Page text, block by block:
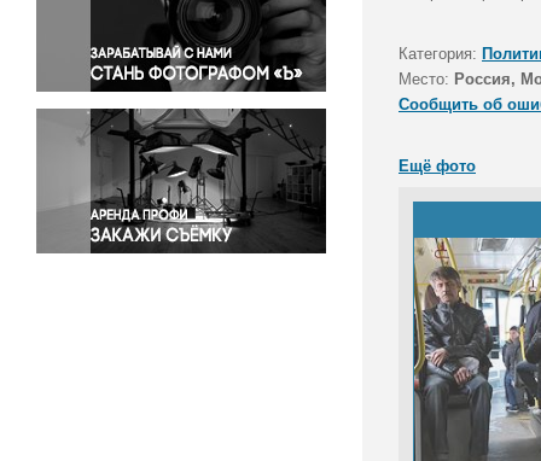
Правосудие
Происшествия и конфликты
Религия
Светская жизнь
Спорт
Экология
Экономика и бизнес
Категория:
Место: Россия,
Сообщить об
Ещё фото